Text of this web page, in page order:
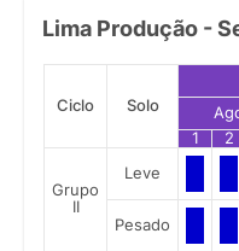
Lima Produção -
Ciclo Solo
1
2
Grupo
II
Leve
Pesado